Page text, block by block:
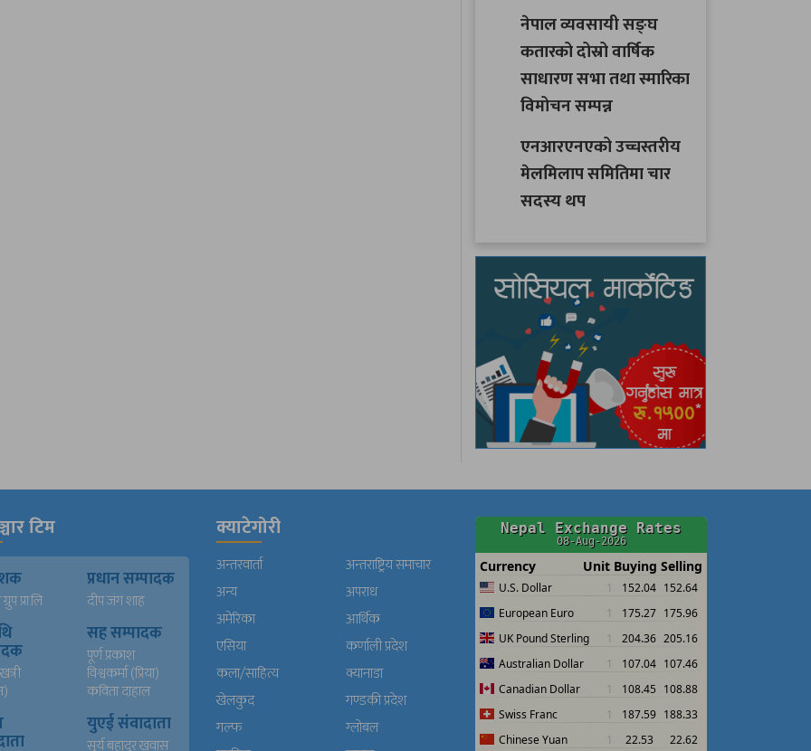
नेपाल व्यवसायी सङ्घ
कतारको दोस्रो वार्षिक
साधारण सभा तथा स्मारिका
विमोचन सम्पन्न
एनआरएनएको उच्चस्तरीय
मेलमिलाप समितिमा चार
सदस्य थप
टिम
प्रा.लि
प्रधान सम्पादक
दीप जंग शाह
सह सम्पादक
पूर्ण प्रकाश
विश्वकर्मा (प्रिया)
कविता दाहाल
युएई संवादाता
क्याटेगोरी
अन्तरवार्ता
अन्तराष्ट्रिय समाचार
अन्य
अपराध
अमेरिका
आर्थिक
एसिया
कर्णाली प्रदेश
कला/साहित्य
क्यानाडा
खेलकुद
गण्डकी प्रदेश
गल्फ
ग्लोबल